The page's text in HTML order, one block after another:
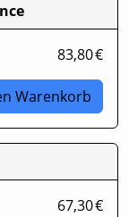
83,80 €
Warenkorb
67,30 €